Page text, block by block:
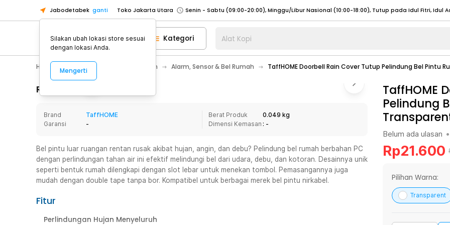
Jabodetabek ganti Toko Jakarta Utara
Toko Tangerang
Toko Cikupa
Pick n Go Jakarta Barat
Senin - Jumat (07:00 - 20:00), Sabtu - Minggu (08:00 - 20:00), Tutup pada Idul Fitri
Pick n Go Bekasi
Senin - Jumat (08:00 - 20:00), Sabtu - Minggu/ Libur Nasional (08:00 - 17:00) Selengkapnya
Senin - Jumat (08:00 - 20:00), Sabtu - Minggu/ Libur Nasional (08:00 - 17:00) Selengkapnya
Senin - Sabtu (09:00-20:00), Minggu/Libur Nasional (12:00-20:00), Tutup pada Idul Fitri
Toko Jakarta Barat
Senin - Sabtu (09:00-20:00), Minggu/Libur Nasional (12:00-20:00), Tutup pada Idul Fitri
Toko Tangerang
Toko Cikupa
Pick n Go Jakarta Barat
Senin - Jumat (07:00 - 20:00), Sabtu - Minggu (08:00 - 20:00), Tutup pada Idul Fitri
Senin - Jumat (08:00 - 20:00), Sabtu - Minggu/ Libur Nasional (08:00 - 17:00) Selengkapnya
Kategori Alat Kopi
Home Appliance Perawatan Rumah Alarm, Sensor & Bel Rumah TaffHOME Doorbell Rain Cover Tutup Pelindung Bel Pintu
Rincian Produk
Brand
TaffHOME
Garansi
-
Berat Produk
0.049 kg
Dimensi Kemasan : -
Bel pintu luar ruangan rentan rusak akibat hujan, angin, dan debu? Pelindung bel rumah berbahan PC
dengan perlindungan tahan air ini efektif melindungi bel dari udara, debu, dan kotoran. Desainnya unik
seperti bentuk rumah dilengkapi dengan slot lebar untuk menekan tombol. Pemasangannya juga
mudah dengan double tape tanpa bor. Kompatibel untuk berbagai merek bel pintu nirkabel.
Fitur
Perlindungan Hujan Menyeluruh
TaffHOME
Pelindung
Belum ada ulasan •
Rp21.600
Pilihan Warna:
Transparent
Silakan ubah lokasi store sesuai
dengan lokasi Anda.
Mengerti